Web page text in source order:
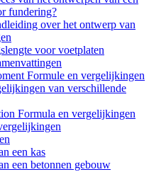
fundering?
over het ontwerp van
voor voetplaten
Formule en vergelijkingen
van verschillende
Formula en vergelijkingen
een kas
een betonnen gebouw